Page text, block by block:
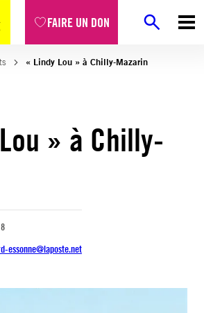
FAIRE UN DON
« Lindy Lou » à Chilly-Mazarin
» à Chilly-
essonne@laposte.net